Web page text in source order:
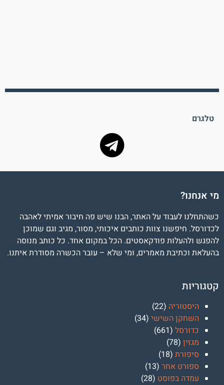
טלגרם
מי אנחנו?
כשהתחלנו לעבוד על האתר, הבנו שיש פה חיבור אמיתי לאהבה
לכדורסל. חיפשנו צוות כותבים איכותי, מסור, מגיב וגם שמוכן
להפגש ולהעלות פודקאסטים. הכל במקום אחד. כל כותב מנוסה
בהעלאת וכתיבת מאמרים, ומי שלא – עובר הכשרה מסודרת איתנו.
קטגוריות
היסטוריה (22)
השחקן השישי (34)
כדורסל (661)
מגזין (78)
סיפורת (18)
ספורט אחר (13)
עמדה בפוסט (28)